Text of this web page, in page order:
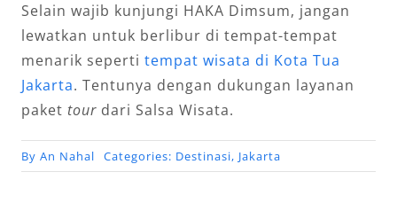
Selain wajib kunjungi HAKA Dimsum, jangan
lewatkan untuk berlibur di tempat-tempat
menarik seperti tempat wisata di Kota Tua
Jakarta. Tentunya dengan dukungan layanan
paket tourdari Salsa Wisata.
By An Nahal Categories: Destinasi, Jakarta